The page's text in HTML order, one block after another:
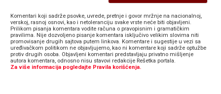
Komentari koji sadrže psovke, uvrede, pretnje i govor mržnje na nacionalnoj,
verskoj, rasnoj osnovi, kao i netoleranciju svake vrste neće biti objavljeni.
Prilikom pisanja komentara vodite računa o pravopisnim i gramatičkim
pravilima. Nije dozvoljeno pisanje komentara isključivo velikim slovima niti
promovisanje drugih sajtova putem linkova. Komentare i sugestije u vezi sa
uređivačkom politikom ne objavljujemo, kao ni komentare koji sadrže optužbe
protiv drugih osoba. Objavljeni komentari predstavljaju privatno mišljenje
autora komentara, odnosno nisu stavovi redakcije Rešetka portala.
Za više informacija pogledajte Pravila korišćenja.